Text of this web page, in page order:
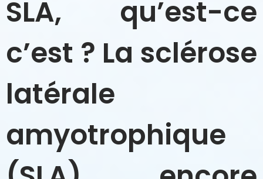
SLA, qu’est-ce
c’est ? La sclérose
latérale
amyotrophique